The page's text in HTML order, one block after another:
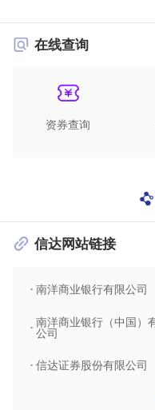
在线查询
资券查询
信达网站链接
南洋商业银行有限公司
南洋商业银行（中国）
公司
信达证券股份有限公司